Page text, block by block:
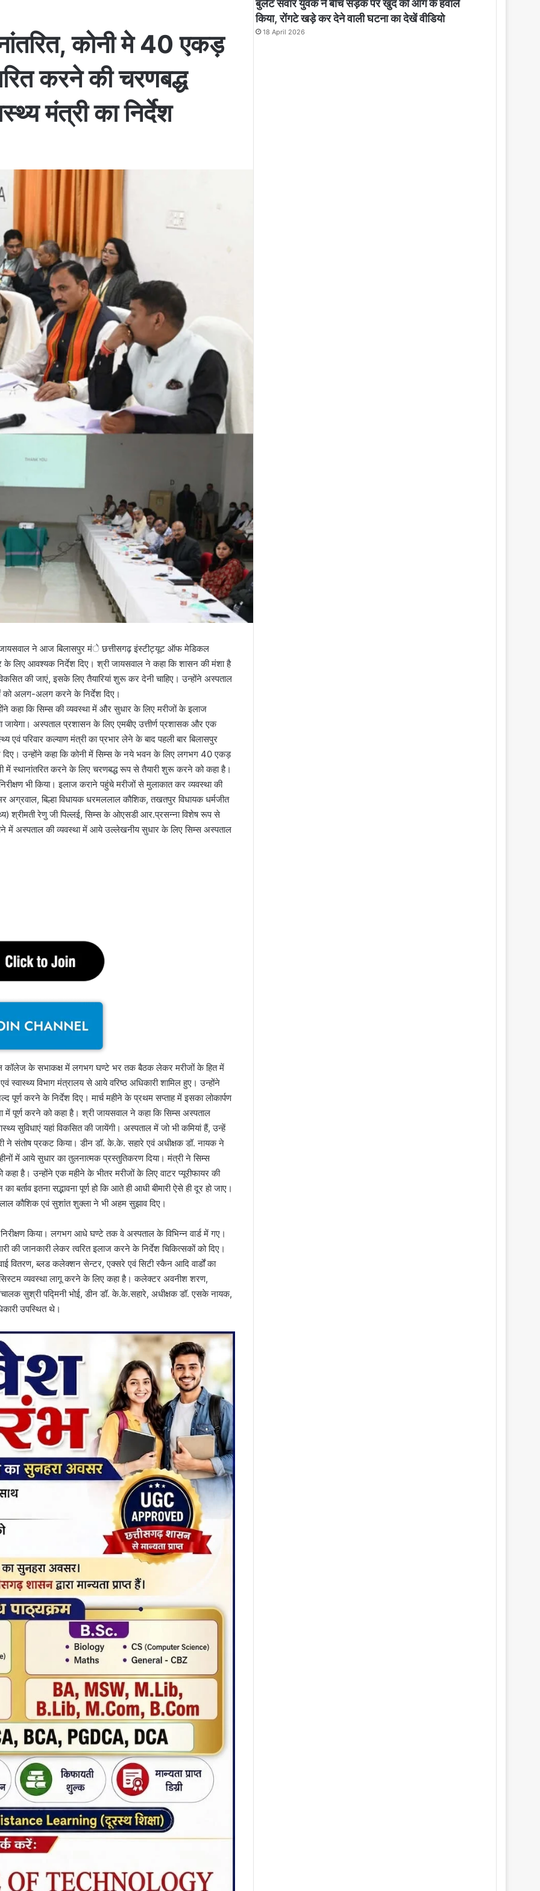
कोनी मे 40 एकड़
करने की चरणबद्ध
मंत्री का निर्देश
जायसवाल ने आज बिलासपुर मंे छत्तीसगढ़ इंस्टीट्यूट ऑफ मेडिकल
के लिए आवश्यक निर्देश दिए। श्री जायसवाल ने कहा कि शासन की मंशा है
की जाएं, इसके लिए तैयारियां शुरू कर देनी चाहिए। उन्होंने अस्पताल
को अलग-अलग करने के निर्देश दिए।
कहा कि सिम्स की व्यवस्था में और सुधार के लिए मरीजों के इलाज
अस्पताल प्रशासन के लिए एमबीए उत्तीर्ण प्रशासक और एक
एवं परिवार कल्याण मंत्री का प्रभार लेने के बाद पहली बार बिलासपुर
उन्होंने कहा कि कोनी में सिम्स के नये भवन के लिए लगभग 40 एकड़
में स्थानांतरित करने के लिए चरणबद्ध रूप से तैयारी शुरू करने को कहा है।
भी किया। इलाज कराने पहुंचे मरीजों से मुलाकात कर व्यवस्था की
अग्रवाल, बिल्हा विधायक धरमललाल कौशिक, तखतपुर विधायक धर्मजीत
श्रीमती रेणु जी पिल्लई, सिम्स के ओएसडी आर.प्रसन्ना विशेष रूप से
में अस्पताल की व्यवस्था में आये उल्लेखनीय सुधार के लिए सिम्स अस्पताल
कॉलेज के सभाकक्ष में लगभग घण्टे भर तक बैठक लेकर मरीजों के हित में
स्वास्थ्य विभाग मंत्रालय से आये वरिष्ठ अधिकारी शामिल हुए। उन्होंने
पूर्ण करने के निर्देश दिए। मार्च महीने के प्रथम सप्ताह में इसका लोकार्पण
पूर्ण करने को कहा है। श्री जायसवाल ने कहा कि सिम्स अस्पताल
सुविधाएं यहां विकसित की जायेंगी। अस्पताल में जो भी कमियां हैं, उन्हें
ने संतोष प्रकट किया। डीन डॉ. के.के. सहारे एवं अधीक्षक डॉ. नायक ने
में आये सुधार का तुलनात्मक प्रस्तुतिकरण दिया। मंत्री ने सिम्स
है। उन्होंने एक महीने के भीतर मरीजों के लिए वाटर प्यूरीफायर की
इतना सद्भावना पूर्ण हो कि आते ही आधी बीमारी ऐसे ही दूर हो जाए।
कौशिक एवं सुशांत शुक्ला ने भी अहम सुझाव दिए।
किया। लगभग आधे घण्टे तक वे अस्पताल के विभिन्न वार्ड में गए।
की जानकारी लेकर त्वरित इलाज करने के निर्देश चिकित्सकों को दिए।
वितरण, ब्लड कलेक्शन सेन्टर, एक्सरे एवं सिटी स्कैन आदि वार्डों का
व्यवस्था लागू करने के लिए कहा है। कलेक्टर अवनीश शरण,
सुश्री पद्मिनी भोई, डीन डॉ. के.के.सहारे, अधीक्षक डॉ. एसके नायक,
उपस्थित थे।
बुलेट सवार युवक ने बीच सड़क पर खुद को आग के हवाले
किया, रोंगटे खड़े कर देने वाली घटना का देखें वीडियो
18 April 2026